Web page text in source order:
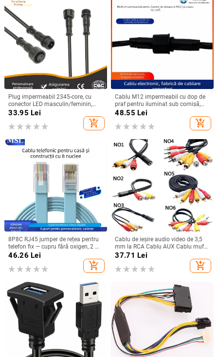
Plug impermeabil 2345-core, cu
conector LED masculin/feminin,
cablu negru pentru iluminat exterior
33.95 Lei
add_shopping_cart
Cablu M12 impermeabil cu dop de
praf pentru iluminat sub cornișă,
conector aviatic de 3 pini, masculin
și feminin, cablu de alimentare
personalizabil
48.55 Lei
add_shopping_cart
8P8C RJ45 jumper de rețea pentru
telefon fix — cupru fără oxigen, 2 m,
contacte placate cu aur
46.26 Lei
add_shopping_cart
Cablu de ieșire audio video de 3,5
mm la RCA Cablu AUX Cablu mufă
3RCA și Splitter 6RCA Cablu AV TV
37.71 Lei
add_shopping_cart